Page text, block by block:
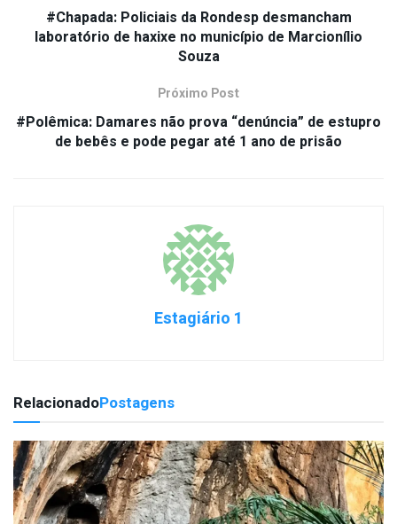
#Chapada: Policiais da Rondesp desmancham
laboratório de haxixe no município de Marcionílio
Souza
Próximo Post
#Polêmica: Damares não prova “denúncia” de estupro
de bebês e pode pegar até 1 ano de prisão
Estagiário 1
RelacionadoPostagens